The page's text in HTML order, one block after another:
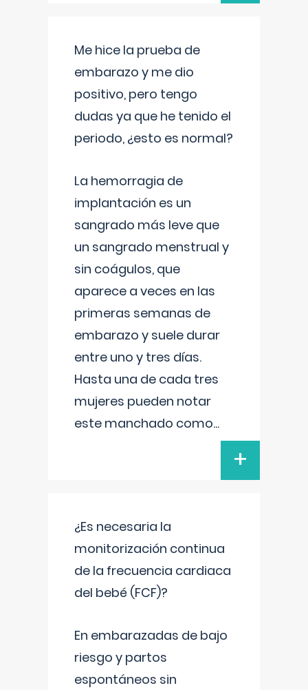
Me hice la prueba de
embarazo y me dio
positivo, pero tengo
dudas ya que he tenido el
periodo, ¿esto es normal?
La hemorragia de
implantación es un
sangrado más leve que
un sangrado menstrual y
sin coágulos, que
aparece a veces en las
primeras semanas de
embarazo y suele durar
entre uno y tres días.
Hasta una de cada tres
mujeres pueden notar
este manchado como...
+
¿Es necesaria la
monitorización continua
de la frecuencia cardiaca
del bebé (FCF)?
En embarazadas de bajo
riesgo y partos
espontáneos sin